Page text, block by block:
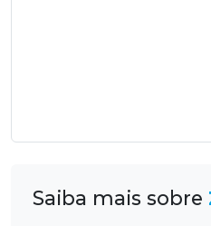
Saiba mais sobre